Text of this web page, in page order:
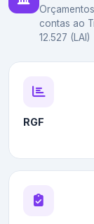
contas ao
12.527 (LAI)
RGF